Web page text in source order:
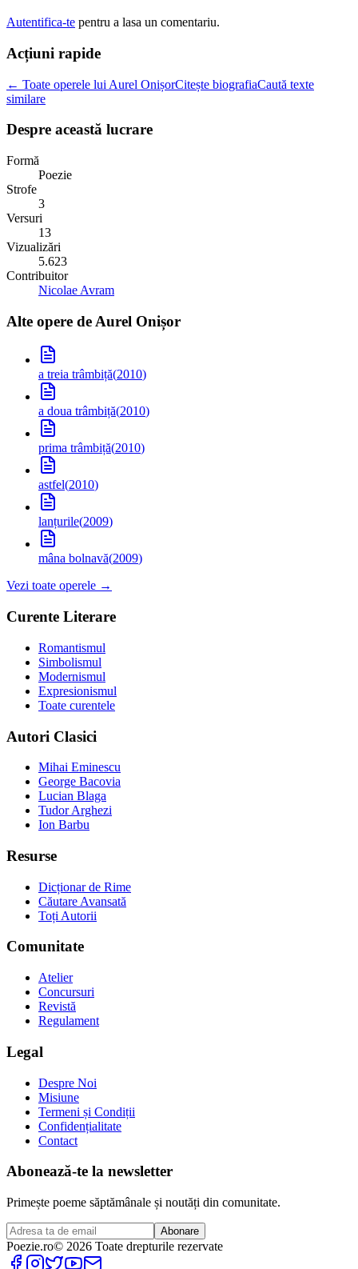
Autentifica-te pentru a lasa un comentariu.
Acțiuni rapide
← Toate operele lui Aurel OnișorCitește biografiaCaută texte
similare
Despre această lucrare
Formă
Poezie
Strofe
3
Versuri
13
Vizualizări
5.623
Contribuitor
Nicolae Avram
Alte opere de Aurel Onișor
a treia trâmbiță(2010)
a doua trâmbiță(2010)
prima trâmbiță(2010)
astfel(2010)
lanțurile(2009)
mâna bolnavă(2009)
Vezi toate operele →
Curente Literare
Romantismul
Simbolismul
Modernismul
Expresionismul
Toate curentele
Autori Clasici
Mihai Eminescu
George Bacovia
Lucian Blaga
Tudor Arghezi
Ion Barbu
Resurse
Dicționar de Rime
Căutare Avansată
Toți Autorii
Comunitate
Atelier
Concursuri
Revistă
Regulament
Legal
Despre Noi
Misiune
Termeni și Condiții
Confidențialitate
Contact
Abonează-te la newsletter
Primește poeme săptămânale și noutăți din comunitate.
Abonare
Poezie.ro© 2026 Toate drepturile rezervate